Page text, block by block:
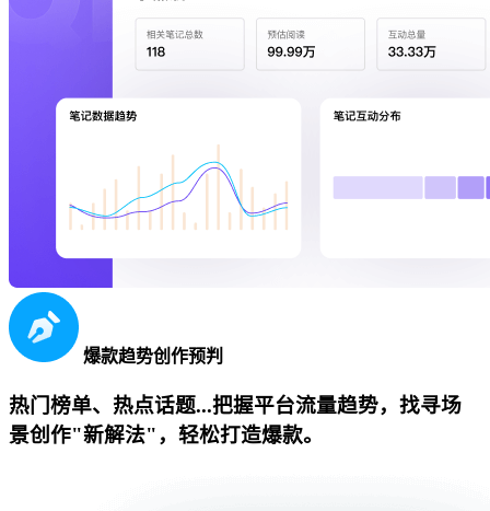
爆款趋势创作预判
热门榜单、热点话题...把握平台流量趋势，找寻场
景创作"新解法"，轻松打造爆款。